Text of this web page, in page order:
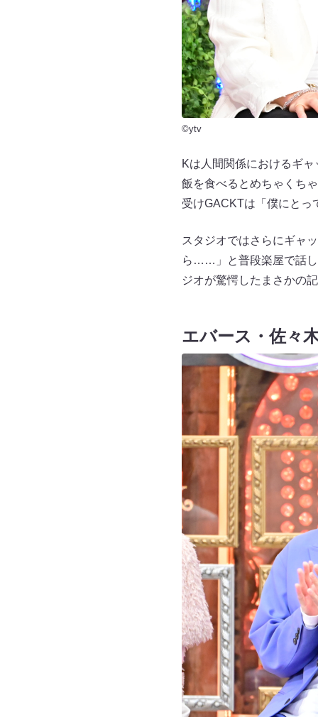
©ytv
Kは人間関係におけるギ
飯を食べるとめちゃくち
受けGACKTは「僕にとっ
スタジオではさらにギャ
ら……」と普段楽屋で話
ジオが驚愕したまさかの
エバース・佐々